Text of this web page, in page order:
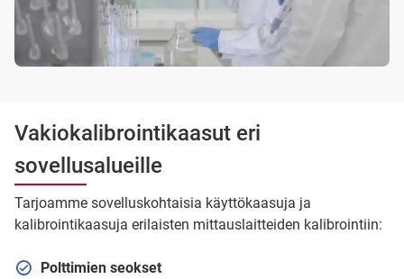
Vakiokalibrointikaasut eri
sovellusalueille
Tarjoamme sovelluskohtaisia käyttökaasuja ja
kalibrointikaasuja erilaisten mittauslaitteiden kalibrointiin:
Polttimien seokset